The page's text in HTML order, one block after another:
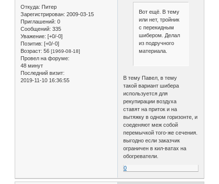
Откуда: Питер
Зарегистрирован: 2009-03-15
Приглашений: 0
Сообщений: 335
Уважение: [+0/-0]
Позитив: [+0/-0]
Возраст: 56 [1969-08-18]
Провел на форуме:
48 минут
Последний визит:
2019-11-10 16:36:55
Вот ещё. В тему
или нет, тройник
с перекидным
шибером. Делал
из подручного
материала.
В тему Павел, в тему
такой вариант шибера
используется для
рекупирации воздуха
ставят на приток и на
вытяжку в одном горизонте, и
соеденяют меж собой
перемычкой того-же сечения.
выгодно если заказчик
ограничен в кил-ватах на
обогреватели.
0